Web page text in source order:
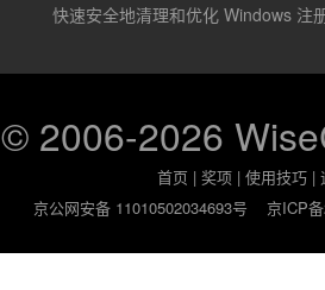
快速安全地清理和优化 Windows 注
© 2006-2026
首页 |奖项 |使用技巧 |
京公网安备 11010502034693号
京ICP